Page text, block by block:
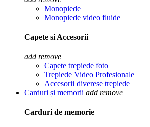
Monopiede
Monopiede video fluide
Capete si Accesorii
add remove
Capete trepiede foto
Trepiede Video Profesionale
Accesorii diverese trepiede
Carduri și memorii add remove
Carduri de memorie